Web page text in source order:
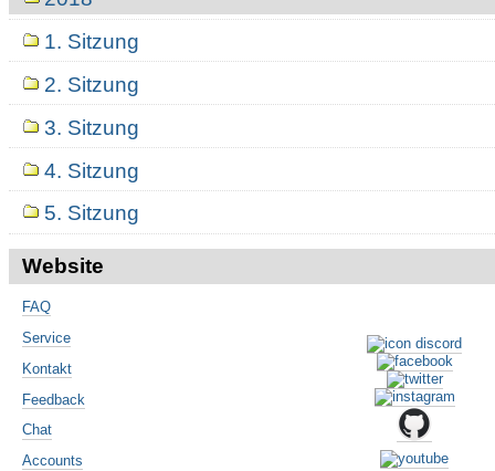
1. Sitzung
2. Sitzung
3. Sitzung
4. Sitzung
5. Sitzung
Website
FAQ
Service
Kontakt
Feedback
Chat
Accounts